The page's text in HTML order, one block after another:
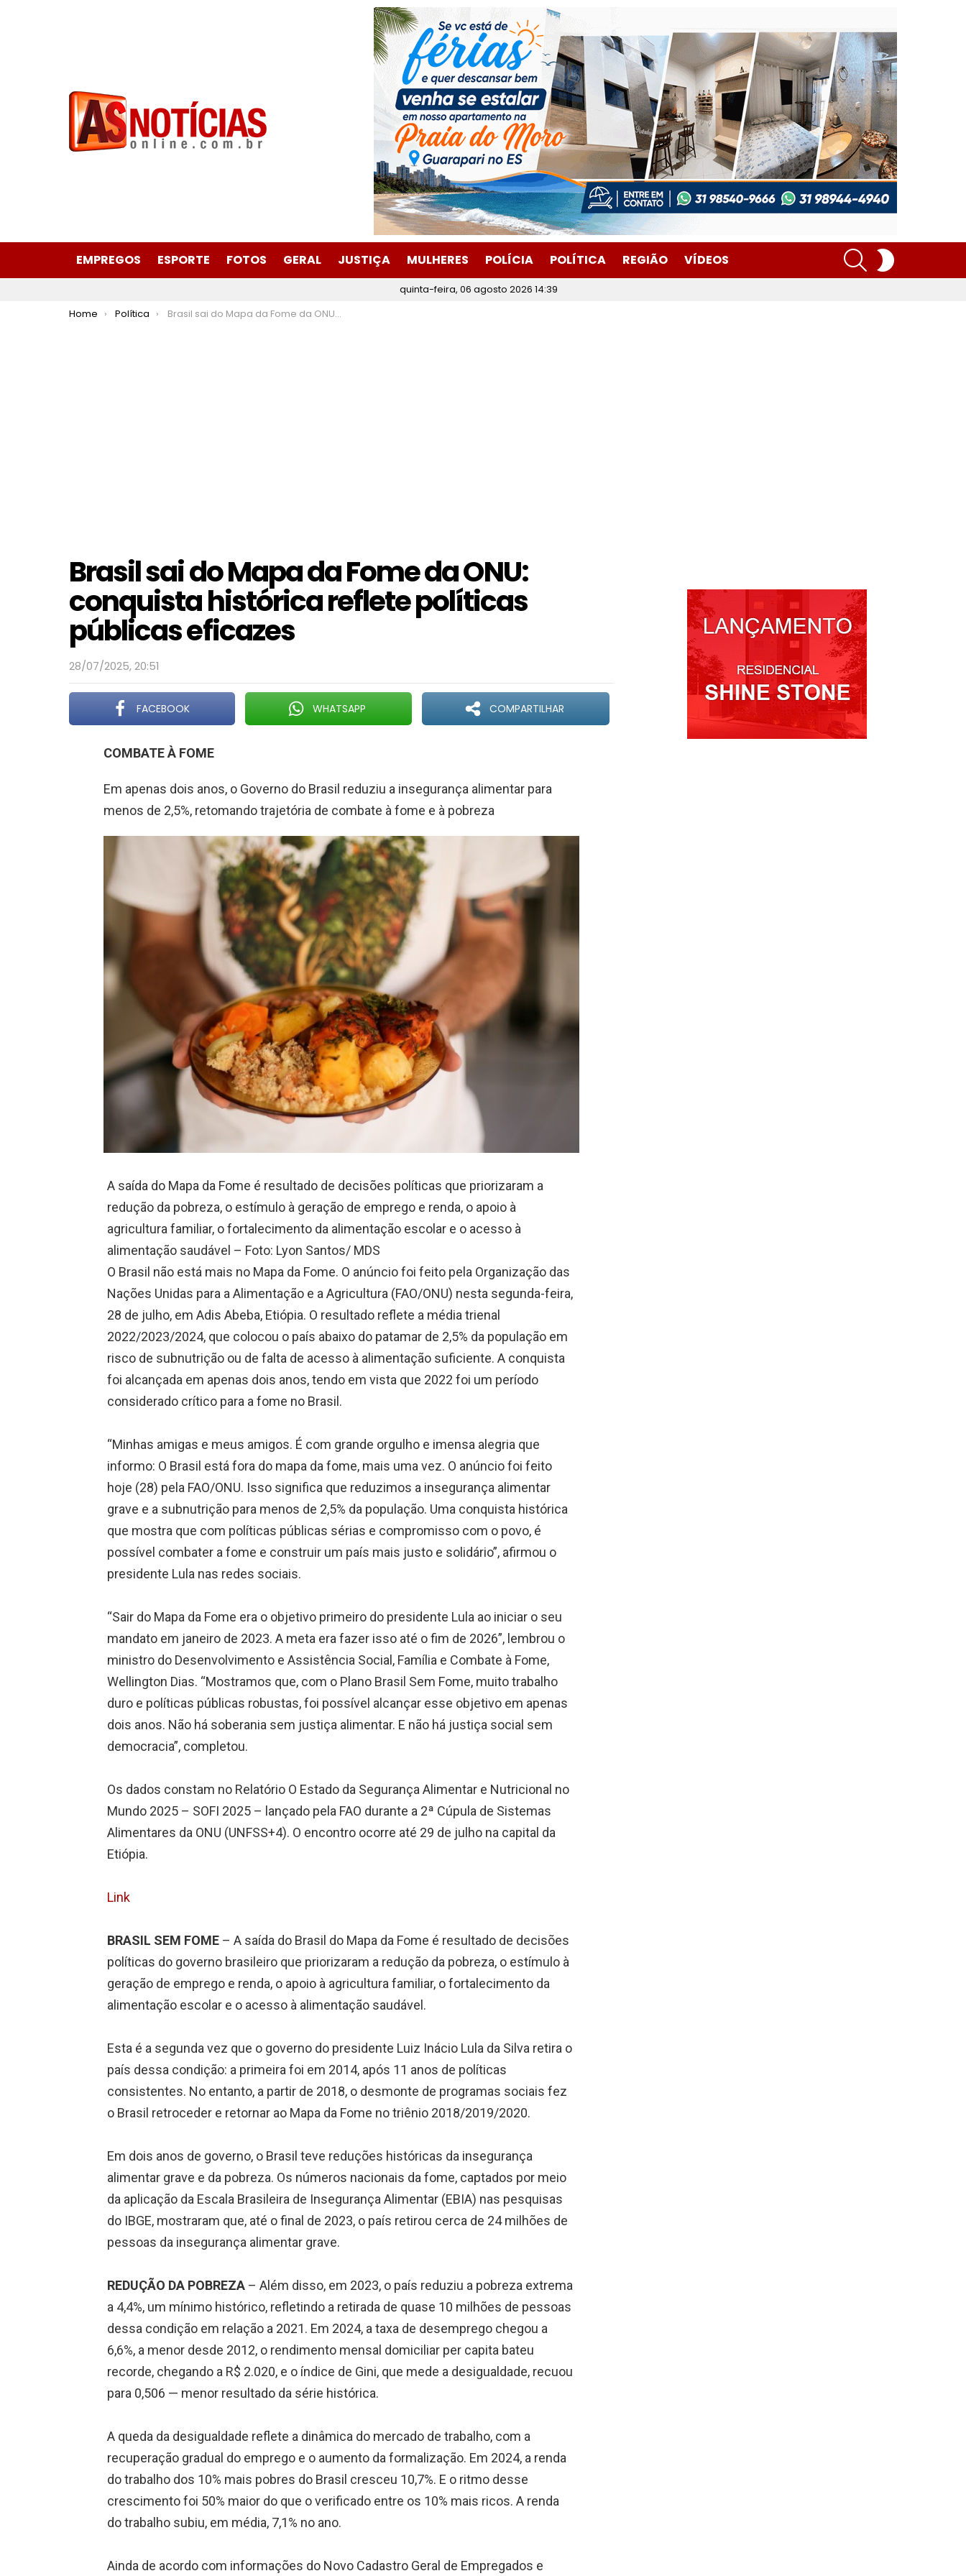
EMPREGOS ESPORTE FOTOS GERAL JUSTIÇA MULHERES POLÍCIA POLÍTICA REGIÃO VÍDEOS
SEARCH
quinta-feira, 06 agosto 2026 14:39
You are here:
Home Política Brasil sai do Mapa da Fome da ONU: conquista histórica reflete políticas públicas eficazes
Brasil sai do Mapa da Fome da ONU:
conquista histórica reflete políticas
públicas eficazes
28/07/2025, 20:51
FACEBOOK WHATSAPP COMPARTILHAR
COMBATE À FOME
Em apenas dois anos, o Governo do Brasil reduziu a insegurança alimentar para
menos de 2,5%, retomando trajetória de combate à fome e à pobreza
A saída do Mapa da Fome é resultado de decisões políticas que priorizaram a
redução da pobreza, o estímulo à geração de emprego e renda, o apoio à
agricultura familiar, o fortalecimento da alimentação escolar e o acesso à
alimentação saudável – Foto: Lyon Santos/ MDS
O Brasil não está mais no Mapa da Fome. O anúncio foi feito pela Organização das
Nações Unidas para a Alimentação e a Agricultura (FAO/ONU) nesta segunda-feira,
28 de julho, em Adis Abeba, Etiópia. O resultado reflete a média trienal
2022/2023/2024, que colocou o país abaixo do patamar de 2,5% da população em
risco de subnutrição ou de falta de acesso à alimentação suficiente. A conquista
foi alcançada em apenas dois anos, tendo em vista que 2022 foi um período
considerado crítico para a fome no Brasil.
“Minhas amigas e meus amigos. É com grande orgulho e imensa alegria que
informo: O Brasil está fora do mapa da fome, mais uma vez. O anúncio foi feito
hoje (28) pela FAO/ONU. Isso significa que reduzimos a insegurança alimentar
grave e a subnutrição para menos de 2,5% da população. Uma conquista histórica
que mostra que com políticas públicas sérias e compromisso com o povo, é
possível combater a fome e construir um país mais justo e solidário”, afirmou o
presidente Lula nas redes sociais.
“Sair do Mapa da Fome era o objetivo primeiro do presidente Lula ao iniciar o seu
mandato em janeiro de 2023. A meta era fazer isso até o fim de 2026”, lembrou o
ministro do Desenvolvimento e Assistência Social, Família e Combate à Fome,
Wellington Dias. “Mostramos que, com o Plano Brasil Sem Fome, muito trabalho
duro e políticas públicas robustas, foi possível alcançar esse objetivo em apenas
dois anos. Não há soberania sem justiça alimentar. E não há justiça social sem
democracia”, completou.
Os dados constam no Relatório O Estado da Segurança Alimentar e Nutricional no
Mundo 2025 – SOFI 2025 – lançado pela FAO durante a 2ª Cúpula de Sistemas
Alimentares da ONU (UNFSS+4). O encontro ocorre até 29 de julho na capital da
Etiópia.
Link
BRASIL SEM FOME – A saída do Brasil do Mapa da Fome é resultado de decisões
políticas do governo brasileiro que priorizaram a redução da pobreza, o estímulo à
geração de emprego e renda, o apoio à agricultura familiar, o fortalecimento da
alimentação escolar e o acesso à alimentação saudável.
Esta é a segunda vez que o governo do presidente Luiz Inácio Lula da Silva retira o
país dessa condição: a primeira foi em 2014, após 11 anos de políticas
consistentes. No entanto, a partir de 2018, o desmonte de programas sociais fez
o Brasil retroceder e retornar ao Mapa da Fome no triênio 2018/2019/2020.
Em dois anos de governo, o Brasil teve reduções históricas da insegurança
alimentar grave e da pobreza. Os números nacionais da fome, captados por meio
da aplicação da Escala Brasileira de Insegurança Alimentar (EBIA) nas pesquisas
do IBGE, mostraram que, até o final de 2023, o país retirou cerca de 24 milhões de
pessoas da insegurança alimentar grave.
REDUÇÃO DA POBREZA – Além disso, em 2023, o país reduziu a pobreza extrema
a 4,4%, um mínimo histórico, refletindo a retirada de quase 10 milhões de pessoas
dessa condição em relação a 2021. Em 2024, a taxa de desemprego chegou a
6,6%, a menor desde 2012, o rendimento mensal domiciliar per capita bateu
recorde, chegando a R$ 2.020, e o índice de Gini, que mede a desigualdade, recuou
para 0,506 — menor resultado da série histórica.
A queda da desigualdade reflete a dinâmica do mercado de trabalho, com a
recuperação gradual do emprego e o aumento da formalização. Em 2024, a renda
do trabalho dos 10% mais pobres do Brasil cresceu 10,7%. E o ritmo desse
crescimento foi 50% maior do que o verificado entre os 10% mais ricos. A renda
do trabalho subiu, em média, 7,1% no ano.
Ainda de acordo com informações do Novo Cadastro Geral de Empregados e